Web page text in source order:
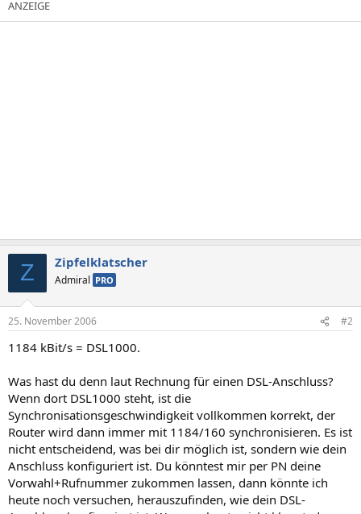
Z Zipfelklatscher
Admiral PRO
25. November 2006 #2
1184 kBit/s = DSL1000.
Was hast du denn laut Rechnung für einen DSL-Anschluss?
Wenn dort DSL1000 steht, ist die
Synchronisationsgeschwindigkeit vollkommen korrekt, der
Router wird dann immer mit 1184/160 synchronisieren. Es ist
nicht entscheidend, was bei dir möglich ist, sondern wie dein
Anschluss konfiguriert ist. Du könntest mir per PN deine
Vorwahl+Rufnummer zukommen lassen, dann könnte ich
heute noch versuchen, herauszufinden, wie dein DSL-